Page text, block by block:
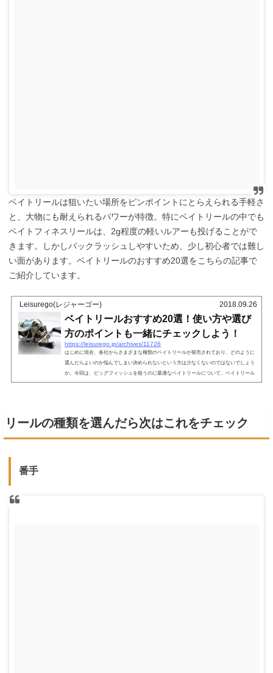
ベイトリールは狙いたい場所をピンポイントにとらえられる手軽さ
と、大物にも耐えられるパワーが特徴。特にベイトリールの中でも
ベイトフィネスリールは、2g程度の軽いルアーも投げることがで
きます。しかしバックラッシュしやすいため、少し初心者では難し
い面があります。ベイトリールのおすすめ20選をこちらの記事で
ご紹介しています。
Leisurego(レジャーゴー) 2018.09.26
ベイトリールおすすめ20選！使い方や選び
方のポイントも一緒にチェックしよう！
https://leisurego.jp/archives/11726
はじめに現在、各社からさまざまな種類のベイトリールが発売されており、どのように
選んだらよいのか悩んでしまい決められないという方は少なくないのではないでしょう
か。今回は、ビッグフィッシュを狙うのに最適なベイトリールについて、ベイトリール
おすすめ20選と題し、今おすすめのリールをご紹介したいと思います。では、まずは、
リールの種類を選んだら次はこれをチェック
番手